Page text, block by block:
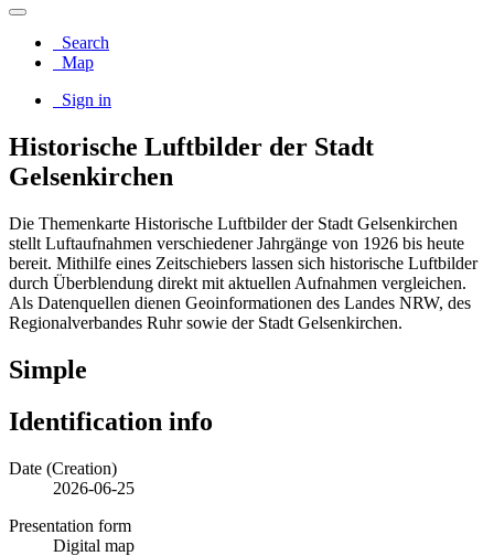
Search
Map
Sign in
Historische Luftbilder der Stadt
Gelsenkirchen
Die Themenkarte Historische Luftbilder der Stadt Gelsenkirchen
stellt Luftaufnahmen verschiedener Jahrgänge von 1926 bis heute
bereit. Mithilfe eines Zeitschiebers lassen sich historische Luftbilder
durch Überblendung direkt mit aktuellen Aufnahmen vergleichen.
Als Datenquellen dienen Geoinformationen des Landes NRW, des
Regionalverbandes Ruhr sowie der Stadt Gelsenkirchen.
Simple
Identification info
Date (Creation)
2026-06-25
Presentation form
Digital map